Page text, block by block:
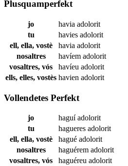
Plusquamperfekt
jo havia adolorit
tu
havies adolorit
ell, ella, vostè
havia adolorit
nosaltres
havíem adolorit
vosaltres, vós
havíeu adolorit
ells, elles, vostès havien adolorit
Vollendetes Perfekt
jo haguíadolorit
tu
hagueres adolorit
ell, ella, vostè
hagué adolorit
nosaltres
haguérem adolorit
vosaltres, vós
haguéreu adolorit